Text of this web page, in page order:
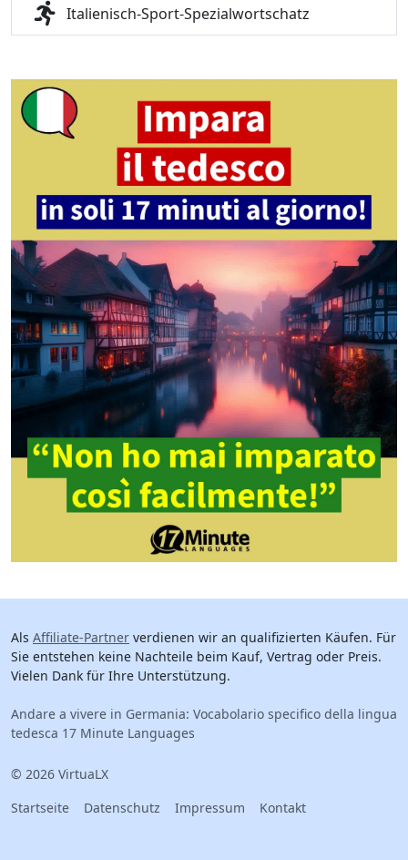
Italienisch-Sport-Spezialwortschatz
Als Affiliate-Partner verdienen wir an qualifizierten Käufen. Für
Sie entstehen keine Nachteile beim Kauf, Vertrag oder Preis.
Vielen Dank für Ihre Unterstützung.
Andare a vivere in Germania: Vocabolario specifico della lingua
tedesca 17 Minute Languages
© 2026 VirtuaLX
Startseite
Datenschutz Impressum Kontakt